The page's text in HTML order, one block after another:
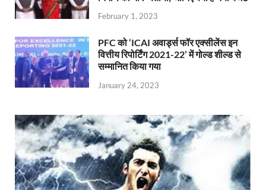
February 1, 2023
PFC को ‘ICAI अवार्ड्स फॉर एक्सीलेंस इन
वित्तीय रिपोर्टिंग 2021-22’ में गोल्ड शील्ड से
सम्मानित किया गया
January 24, 2023